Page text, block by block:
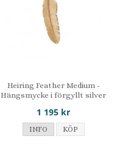
Heiring Feather Medium -
Hängsmycke i förgyllt silver
1 195 kr
INFO KÖP